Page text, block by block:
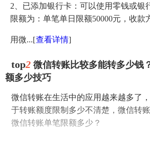
2、已添加银行卡：可以使用零钱或银
限额为：单笔单日限额50000元，收款
用微...[查看详情]
top2 微信转账比较多能转多少钱
额多少技巧
微信转账在生活中的应用越来越多了
于转账额度限制多少不清楚，微信转
微信转账单笔限额多少？